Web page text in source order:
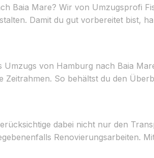
Baia Mare? Wir von Umzugsprofi
Damit du gut vorbereitet bist,
von Hamburg nach Baia
Zeitrahmen. So behältst du den
dabei nicht nur den
Renovierungsarbeiten.